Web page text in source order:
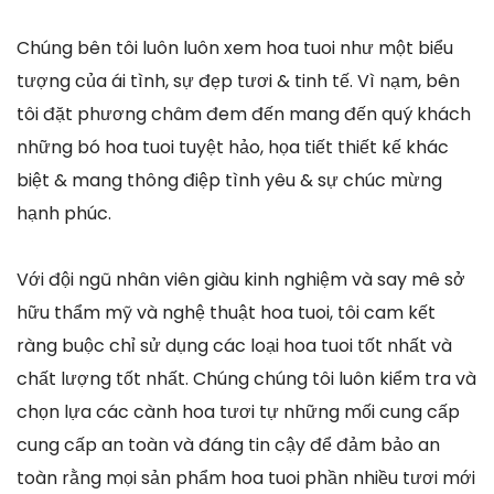
Chúng bên tôi luôn luôn xem hoa tuoi như một biểu
tượng của ái tình, sự đẹp tươi & tinh tế. Vì nạm, bên
tôi đặt phương châm đem đến mang đến quý khách
những bó hoa tuoi tuyệt hảo, họa tiết thiết kế khác
biệt & mang thông điệp tình yêu & sự chúc mừng
hạnh phúc.
Với đội ngũ nhân viên giàu kinh nghiệm và say mê sở
hữu thẩm mỹ và nghệ thuật hoa tuoi, tôi cam kết
ràng buộc chỉ sử dụng các loại hoa tuoi tốt nhất và
chất lượng tốt nhất. Chúng chúng tôi luôn kiểm tra và
chọn lựa các cành hoa tươi tự những mối cung cấp
cung cấp an toàn và đáng tin cậy để đảm bảo an
toàn rằng mọi sản phẩm hoa tuoi phần nhiều tươi mới